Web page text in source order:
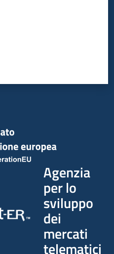
Agenzia
per lo
sviluppo
dei
mercati
telematici